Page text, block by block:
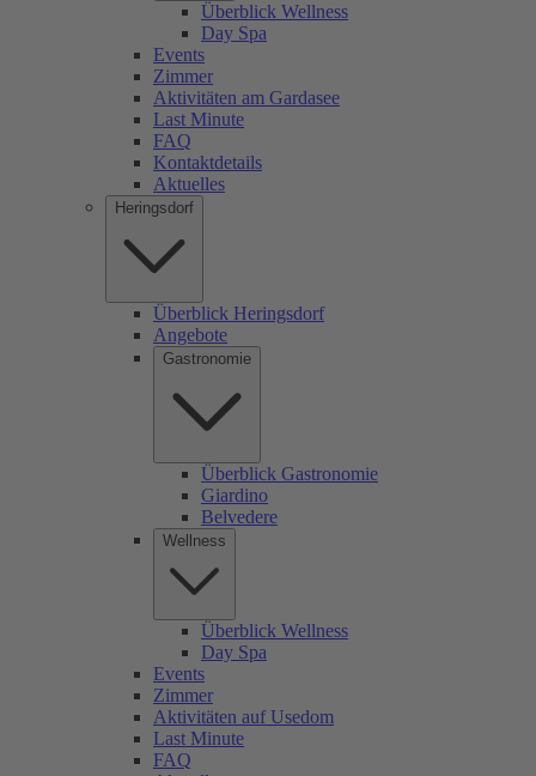
Überblick Wellness
Day Spa
Events
Zimmer
Aktivitäten am Gardasee
Last Minute
FAQ
Kontaktdetails
Aktuelles
Heringsdorf
Überblick Heringsdorf
Angebote
Gastronomie
Überblick Gastronomie
Giardino
Belvedere
Wellness
Überblick Wellness
Day Spa
Events
Zimmer
Aktivitäten auf Usedom
Last Minute
FAQ